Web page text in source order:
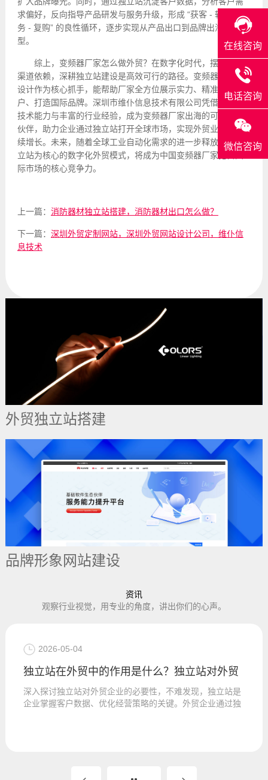
求偏好，反向指导产品研发与服务升级，形成 “获客 - 转化 - 服
务 - 复购” 的良性循环，逐步实现从产品出口到品牌出海的转
型。
综上，变频器厂家怎么做外贸？在数字化时代，摆脱传统
渠道依赖，深耕独立站建设是高效可行的路径。变频器独立站
设计作为核心抓手，能帮助厂家全方位展示实力、精准获取客
户、打造国际品牌。深圳市维仆信息技术有限公司凭借专业的
技术能力与丰富的行业经验，成为变频器厂家出海的可靠合作
伙伴，助力企业通过独立站打开全球市场，实现外贸业务的持
续增长。未来，随着全球工业自动化需求的进一步释放，以独
立站为核心的数字化外贸模式，将成为中国变频器厂家抢占国
际市场的核心竞争力。
上一篇： 消防器材独立站搭建，消防器材出口怎么做？
下一篇： 深圳外贸定制网站，深圳外贸网站设计公司，维仆信
息技术
外贸独立站搭建
品牌形象网站建设
资讯
观察行业视觉，用专业的角度，讲出你们的心声。
2026-05-04
独立站在外贸中的作用是什么？独立站对外贸
深入探讨独立站对外贸企业的必要性，不难发现，独立站是
企业掌握客户数据、优化经营策略的关键。外贸企业通过独
在线咨询
电话咨询
微信咨询